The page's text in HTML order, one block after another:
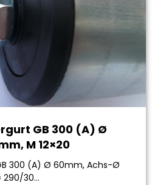
GB 300 (A) Ø
M 12×20
300 (A) Ø 60mm, Achs-Ø
290/30…